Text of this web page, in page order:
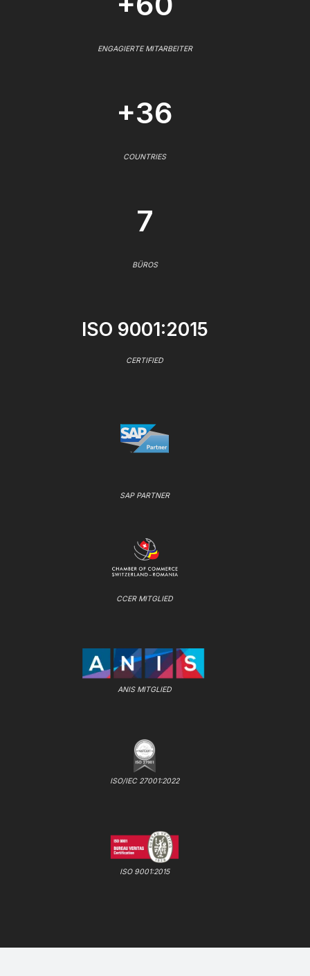
ENGAGIERTE MITARBEITER
+36
COUNTRIES
7
BÜROS
ISO 9001:2015
CERTIFIED
SAP PARTNER
CCER MITGLIED
ANIS MITGLIED
ISO/IEC 27001:2022
ISO 9001:2015